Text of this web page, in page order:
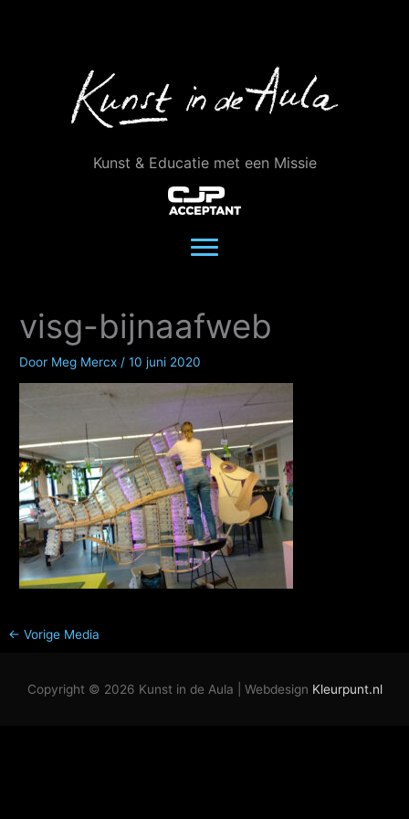
Kunst & Educatie met een Missie
visg-bijnaafweb
Door Meg Mercx /10 juni 2020
← Vorige Media
Copyright © 2026 Kunst in de Aula | Webdesign Kleurpunt.nl